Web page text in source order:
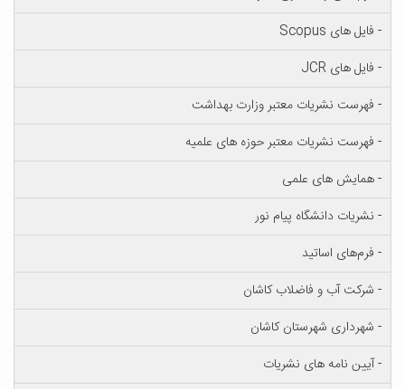
- فایل های Scopus
- فایل های JCR
- فهرست نشریات معتبر وزارت بهداشت
- فهرست نشریات معتبر حوزه های علمیه
- همایش های علمی
- نشریات دانشگاه پیام نور
- فرم‌های اساتید
- شرکت آب و فاضلاب کاشان
- شهرداری شهرستان کاشان
- آیین نامه های نشریات